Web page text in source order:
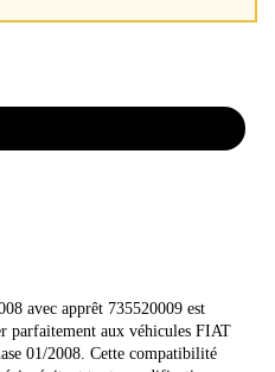
avec apprêt 735520009 est
parfaitement aux véhicules FIAT
01/2008. Cette compatibilité